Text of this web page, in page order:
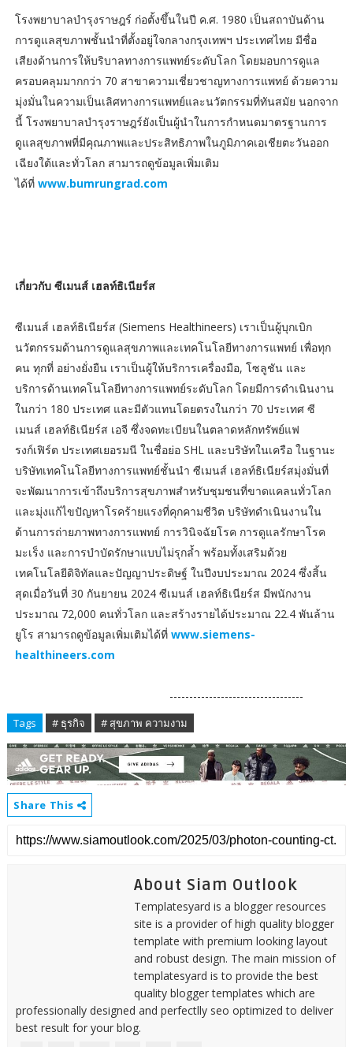
โรงพยาบาลบำรุงราษฎร์ ก่อตั้งขึ้นในปี ค.ศ. 1980 เป็นสถาบันด้าน
การดูแลสุขภาพชั้นนำที่ตั้งอยู่ใจกลางกรุงเทพฯ ประเทศไทย มีชื่อ
เสียงด้านการให้บริบาลทางการแพทย์ระดับโลก โดยมอบการดูแล
ครอบคลุมมากกว่า 70 สาขาความเชี่ยวชาญทางการแพทย์ ด้วยความ
มุ่งมั่นในความเป็นเลิศทางการแพทย์และนวัตกรรมที่ทันสมัย นอกจาก
นี้ โรงพยาบาลบำรุงราษฎร์ยังเป็นผู้นำในการกำหนดมาตรฐานการ
ดูแลสุขภาพที่มีคุณภาพและประสิทธิภาพในภูมิภาคเอเชียตะวันออก
เฉียงใต้และทั่วโลก สามารถดูข้อมูลเพิ่มเติม
ได้ที่ www.bumrungrad.com
เกี่ยวกับ ซีเมนส์ เฮลท์ธิเนียร์ส
ซีเมนส์ เฮลท์ธิเนียร์ส (Siemens Healthineers) เราเป็นผู้บุกเบิก
นวัตกรรมด้านการดูแลสุขภาพและเทคโนโลยีทางการแพทย์ เพื่อทุก
คน ทุกที่ อย่างยั่งยืน เราเป็นผู้ให้บริการเครื่องมือ, โซลูชัน และ
บริการด้านเทคโนโลยีทางการแพทย์ระดับโลก โดยมีการดำเนินงาน
ในกว่า 180 ประเทศ และมีตัวแทนโดยตรงในกว่า 70 ประเทศ ซี
เมนส์ เฮลท์ธิเนียร์ส เอจี ซึ่งจดทะเบียนในตลาดหลักทรัพย์แฟ
รงก์เฟิร์ต ประเทศเยอรมนี ในชื่อย่อ SHL และบริษัทในเครือ ในฐานะ
บริษัทเทคโนโลยีทางการแพทย์ชั้นนำ ซีเมนส์ เฮลท์ธิเนียร์สมุ่งมั่นที่
จะพัฒนาการเข้าถึงบริการสุขภาพสำหรับชุมชนที่ขาดแคลนทั่วโลก
และมุ่งแก้ไขปัญหาโรคร้ายแรงที่คุกคามชีวิต บริษัทดำเนินงานใน
ด้านการถ่ายภาพทางการแพทย์ การวินิจฉัยโรค การดูแลรักษาโรค
มะเร็ง และการบำบัดรักษาแบบไม่รุกล้ำ พร้อมทั้งเสริมด้วย
เทคโนโลยีดิจิทัลและปัญญาประดิษฐ์ ในปีงบประมาณ 2024 ซึ่งสิ้น
สุดเมื่อวันที่ 30 กันยายน 2024 ซีเมนส์ เฮลท์ธิเนียร์ส มีพนักงาน
ประมาณ 72,000 คนทั่วโลก และสร้างรายได้ประมาณ 22.4 พันล้าน
ยูโร สามารถดูข้อมูลเพิ่มเติมได้ที่ www.siemens-
healthineers.com
----------------------------------
Tags # ธุรกิจ # สุขภาพ ความงาม
Share This
About Siam Outlook
Templatesyard is a blogger resources
site is a provider of high quality blogger
template with premium looking layout
and robust design. The main mission of
templatesyard is to provide the best
quality blogger templates which are
professionally designed and perfectlly seo optimized to deliver
best result for your blog.